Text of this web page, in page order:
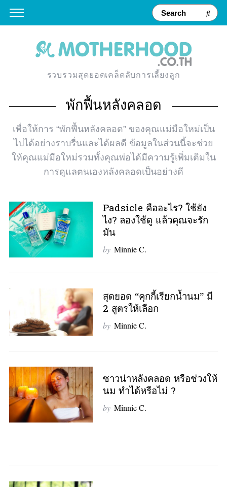
รวบรวมสุดยอดเคล็ดลับการเลี้ยงลูก
พักฟื้นหลังคลอด
เพื่อให้การ “พักฟื้นหลังคลอด” ของคุณแม่มือใหม่เป็น
ไปได้อย่างราบรื่นและได้ผลดี ข้อมูลในส่วนนี้จะช่วย
ให้คุณแม่มือใหม่รวมทั้งคุณพ่อได้มีความรู้เพิ่มเติมใน
การดูแลตนเองหลังคลอดเป็นอย่างดี
Padsicle คืออะไร? ใช้ยัง
ไง? ลองใช้ดู แล้วคุณจะรัก
มัน
by Minnie C.
สุดยอด “คุกกี้เรียกน้ำนม” มี
2 สูตรให้เลือก
by Minnie C.
ซาวน่าหลังคลอด หรือช่วงให้
นม ทำได้หรือไม่ ?
by Minnie C.